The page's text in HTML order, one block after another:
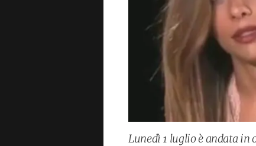
Lunedì 1 luglio è andata in